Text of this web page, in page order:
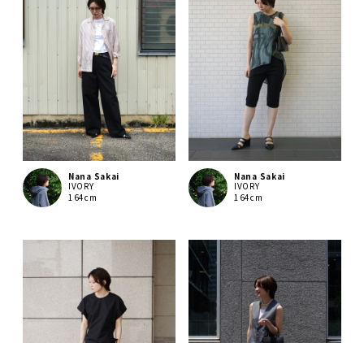
Nana Sakai
IVORY
164cm
Nana Sakai
IVORY
164cm